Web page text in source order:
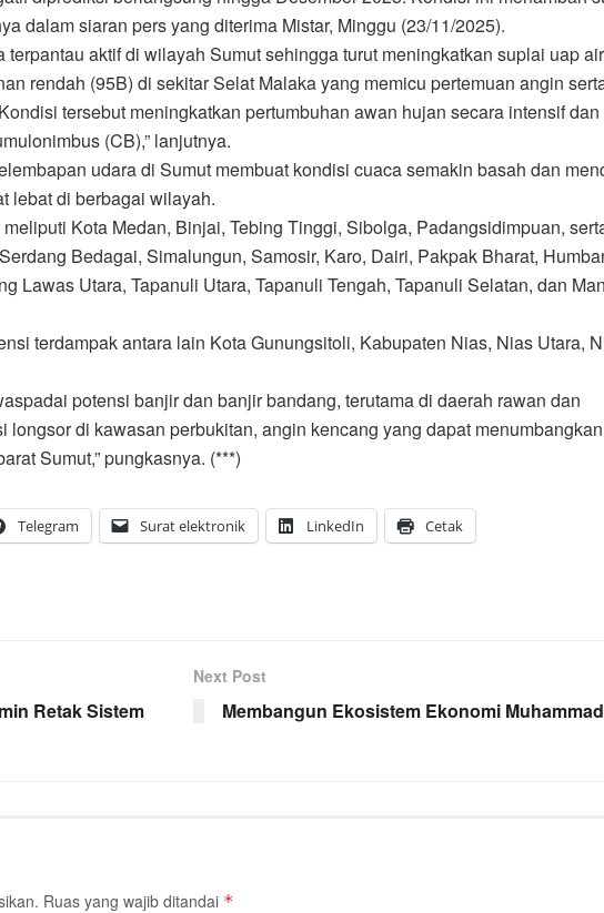
dalam siaran pers yang diterima Mistar, Minggu (23/11/2025).
aktif di wilayah Sumut sehingga turut meningkatkan suplai uap
rendah (95B) di sekitar Selat Malaka yang memicu pertemuan angin
tersebut meningkatkan pertumbuhan awan hujan secara intensif dan
(CB),” lanjutnya.
udara di Sumut membuat kondisi cuaca semakin basah dan
lebat di berbagai wilayah.
Kota Medan, Binjai, Tebing Tinggi, Sibolga, Padangsidimpuan,
Bedagai, Simalungun, Samosir, Karo, Dairi, Pakpak Bharat,
Lawas Utara, Tapanuli Utara, Tapanuli Tengah, Tapanuli Selatan, dan
terdampak antara lain Kota Gunungsitoli, Kabupaten Nias, Nias Utara,
potensi banjir dan banjir bandang, terutama di daerah rawan dan
longsor di kawasan perbukitan, angin kencang yang dapat
Sumut,” pungkasnya. (***)
Telegram Surat elektronik LinkedIn Cetak
Retak Sistem
Next Post
Membangun Ekosistem Ekonomi
Ruas yang wajib ditandai *